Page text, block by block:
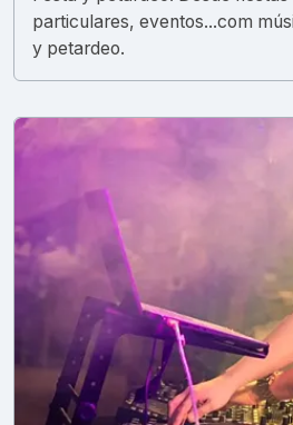
particulares, eventos...com
y petardeo.